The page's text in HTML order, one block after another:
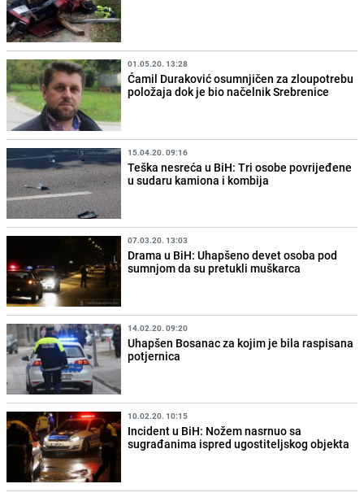
01.05.20. 13:28
Ćamil Duraković osumnjičen za zloupotrebu
položaja dok je bio načelnik Srebrenice
15.04.20. 09:16
Teška nesreća u BiH: Tri osobe povrijeđene
u sudaru kamiona i kombija
07.03.20. 13:03
Drama u BiH: Uhapšeno devet osoba pod
sumnjom da su pretukli muškarca
14.02.20. 09:20
Uhapšen Bosanac za kojim je bila raspisana
potjernica
10.02.20. 10:15
Incident u BiH: Nožem nasrnuo sa
sugrađanima ispred ugostiteljskog objekta